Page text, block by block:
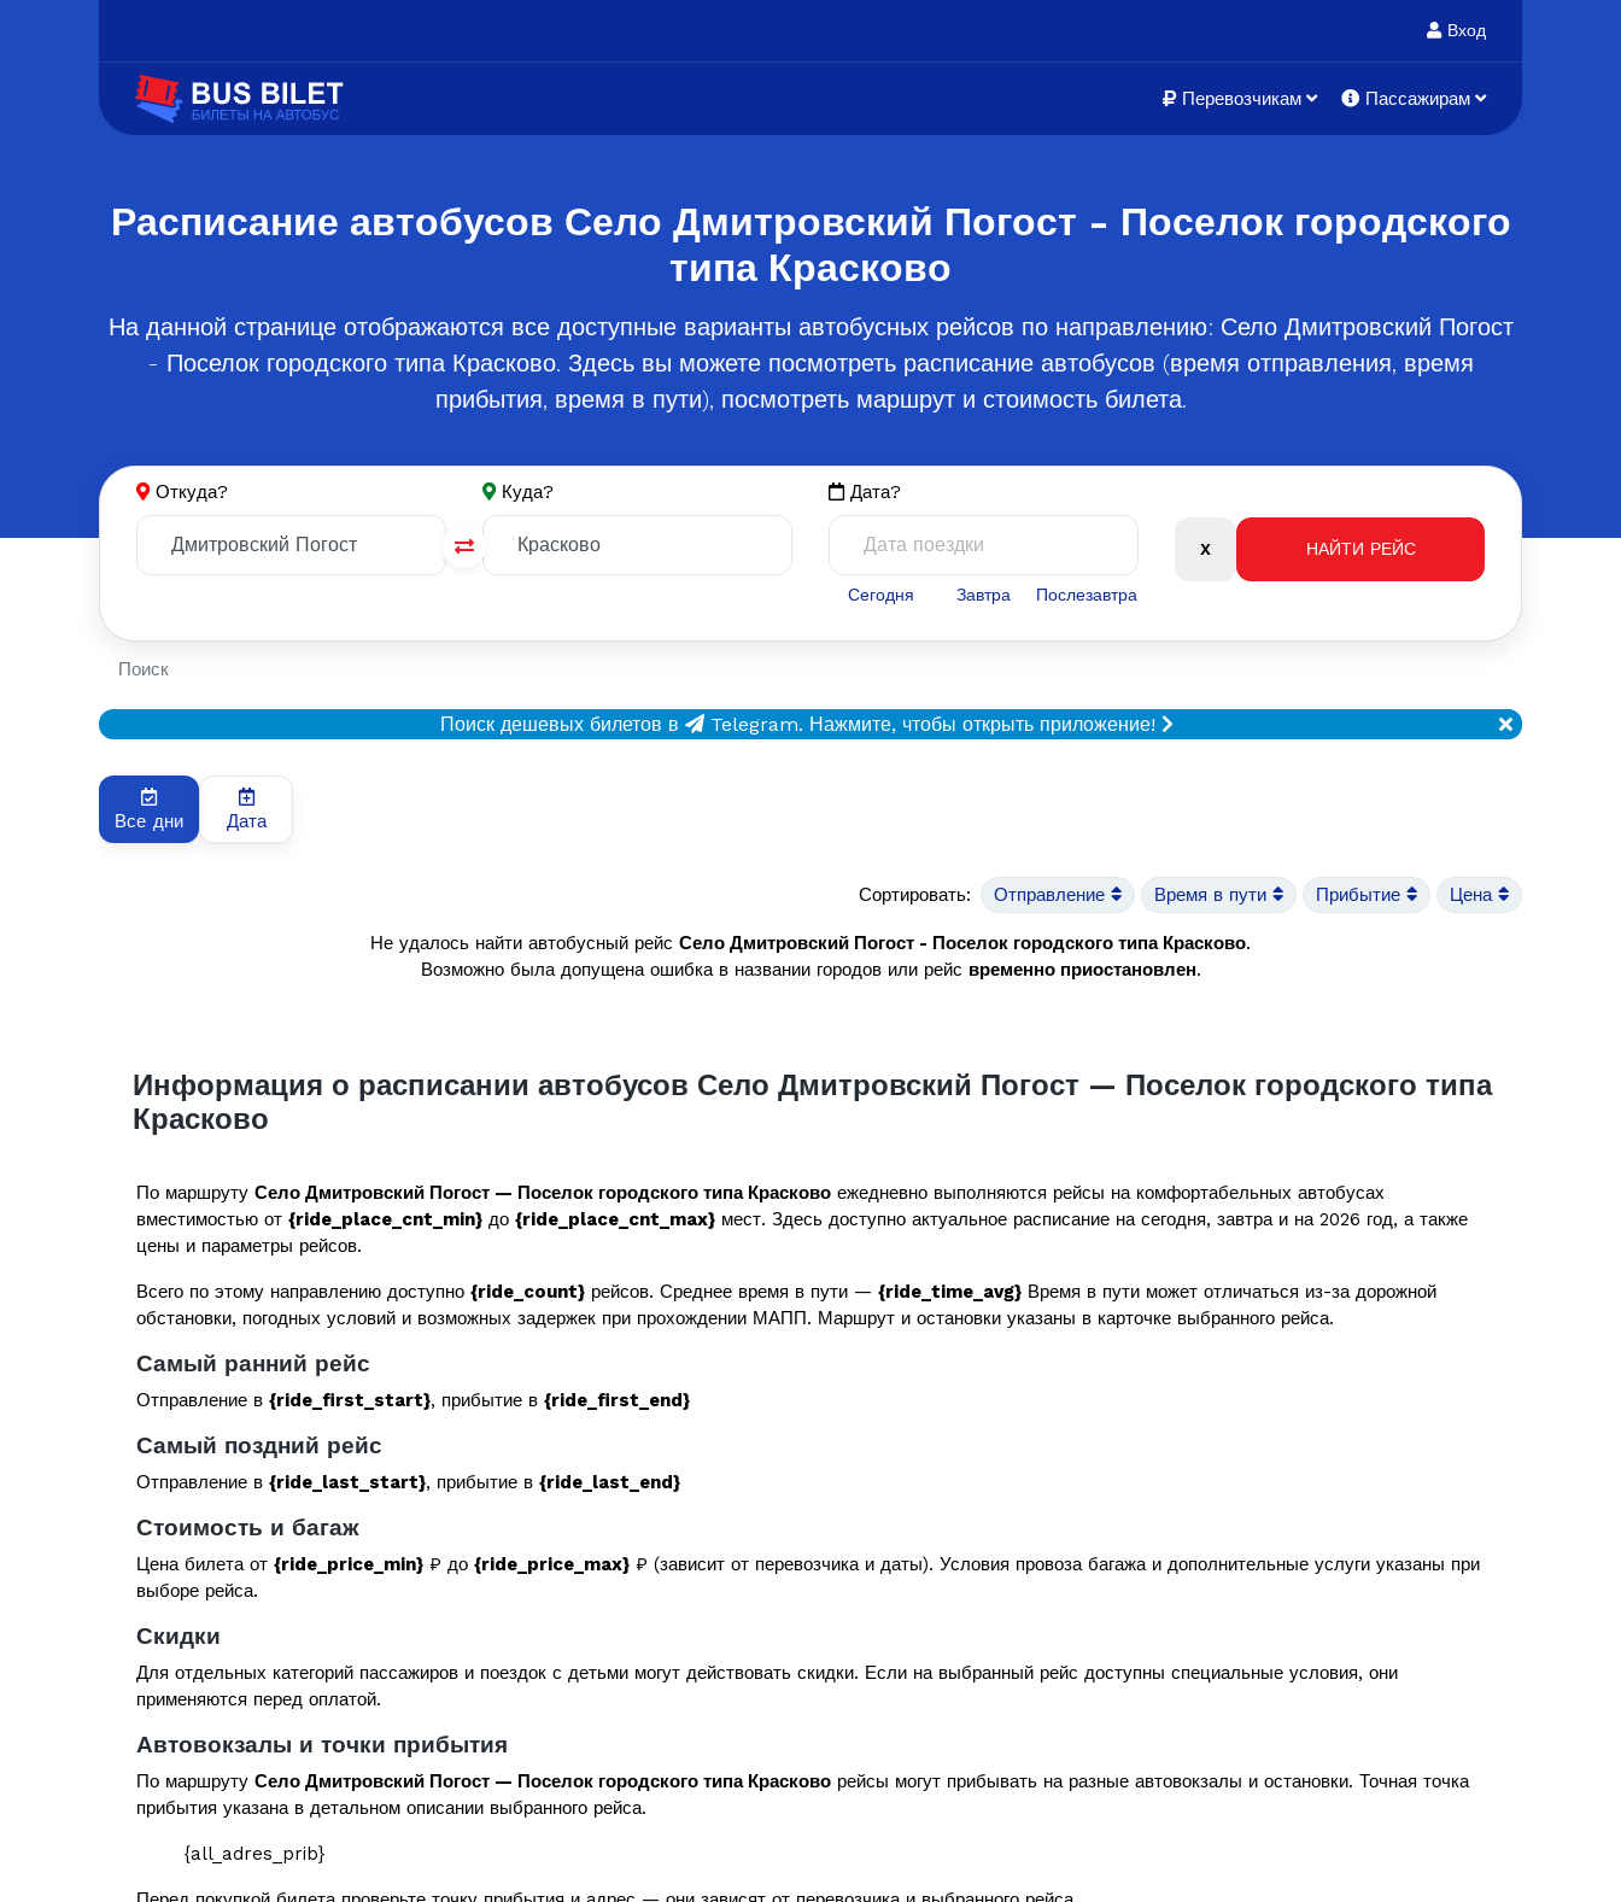
Вход
Перевозчикам Пассажирам
Расписание автобусов Село Дмитровский Погост - Поселок городского
типа Красково
На данной странице отображаются все доступные варианты автобусных рейсов по направлению: Село Дмитровский Погост
- Поселок городского типа Красково. Здесь вы можете посмотреть расписание автобусов (время отправления, время
прибытия, время в пути), посмотреть маршрут и стоимость билета.
Откуда? Куда? Дата?
Сегодня Завтра Послезавтра
Поиск
Поиск дешевых билетов в Telegram. Нажмите, чтобы открыть приложение!
Все дни Дата
Сортировать: Отправление Время в пути Прибытие Цена
Не удалось найти автобусный рейс Село Дмитровский Погост - Поселок городского типа Красково.
Возможно была допущена ошибка в названии городов или рейс временно приостановлен.
Информация о расписании автобусов Село Дмитровский Погост — Поселок городского типа
Красково
По маршруту Село Дмитровский Погост — Поселок городского типа Красково ежедневно выполняются рейсы на комфортабельных автобусах
вместимостью от {ride_place_cnt_min} до {ride_place_cnt_max} мест. Здесь доступно актуальное расписание на сегодня, завтра и на 2026 год, а также
цены и параметры рейсов.
Всего по этому направлению доступно {ride_count} рейсов. Среднее время в пути — {ride_time_avg} Время в пути может отличаться из-за дорожной
обстановки, погодных условий и возможных задержек при прохождении МАПП. Маршрут и остановки указаны в карточке выбранного рейса.
Самый ранний рейс
Отправление в {ride_first_start}, прибытие в {ride_first_end}
Самый поздний рейс
Отправление в {ride_last_start}, прибытие в {ride_last_end}
Стоимость и багаж
Цена билета от {ride_price_min} ₽ до {ride_price_max} ₽ (зависит от перевозчика и даты). Условия провоза багажа и дополнительные услуги указаны при
выборе рейса.
Скидки
Для отдельных категорий пассажиров и поездок с детьми могут действовать скидки. Если на выбранный рейс доступны специальные условия, они
применяются перед оплатой.
Автовокзалы и точки прибытия
По маршруту Село Дмитровский Погост — Поселок городского типа Красково рейсы могут прибывать на разные автовокзалы и остановки. Точная точка
прибытия указана в детальном описании выбранного рейса.
{all_adres_prib}